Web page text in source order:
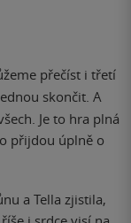
přečíst i třetí
skončit. A
Je to hra plná
přijdou úplně o
a Tella zjistila,